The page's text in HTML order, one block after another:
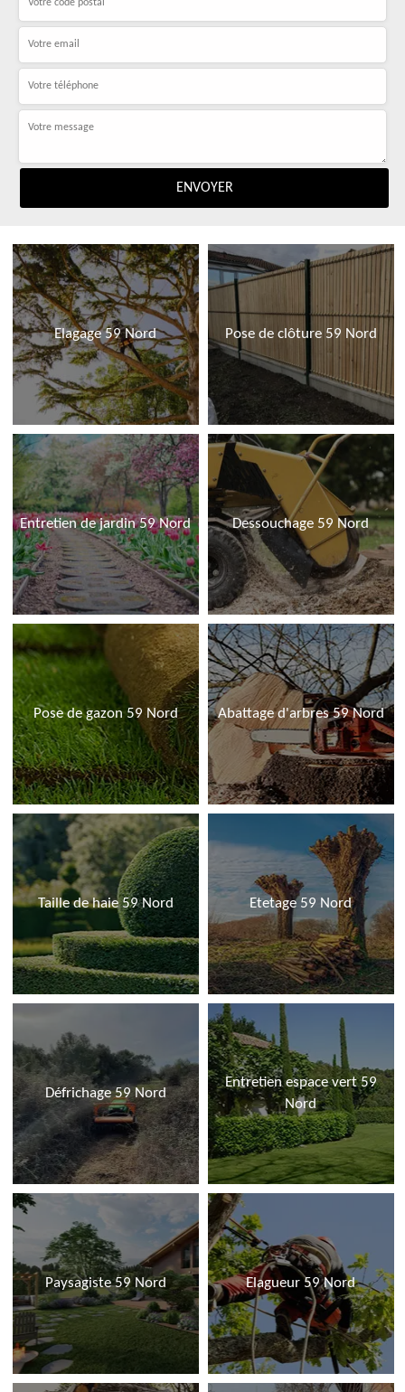
Elagage 59 Nord Pose de clôture 59 Nord
Entretien de jardin 59 Nord Dessouchage 59 Nord
Pose de gazon 59 Nord Abattage d'arbres 59 Nord
Taille de haie 59 Nord Etetage 59 Nord
Défrichage 59 Nord
Entretien espace vert 59
Nord
Paysagiste 59 Nord Elagueur 59 Nord